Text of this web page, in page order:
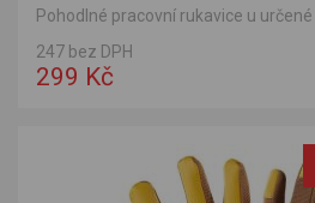
Pohodlné pracovní rukavice u
247 bez DPH
299 Kč